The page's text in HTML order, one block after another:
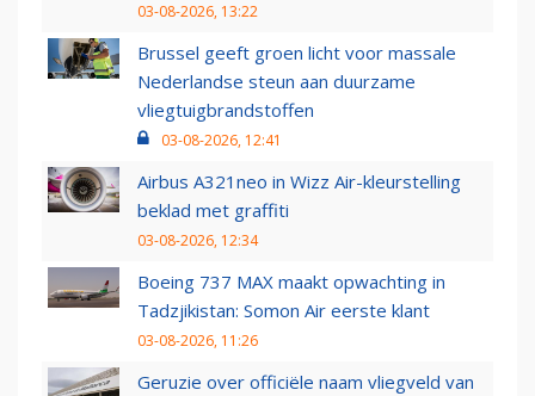
03-08-2026, 13:22
Brussel geeft groen licht voor massale
Nederlandse steun aan duurzame
vliegtuigbrandstoffen
03-08-2026, 12:41
Airbus A321neo in Wizz Air-kleurstelling
beklad met graffiti
03-08-2026, 12:34
Boeing 737 MAX maakt opwachting in
Tadzjikistan: Somon Air eerste klant
03-08-2026, 11:26
Geruzie over officiële naam vliegveld van